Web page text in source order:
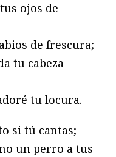
ojos de
de frescura;
tu cabeza
tu locura.
si tú cantas;
un perro a tus